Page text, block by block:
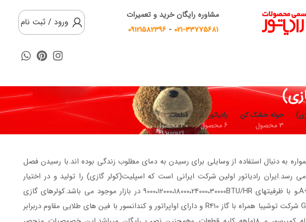
مشاوره رایگان خرید و تعمیرات
021-33775681
-
09121582396
ورود / ثبت نام
حوله خشک کن
3 محصول
رادیاتور
6 محصول
قطعات
30 محصول
به دنبال استفاده از وسایلی برای رسیدن به دمای مطلوب زندگی بوده اند.با رسیدن فصل
رسد.ایران رادیاتور اولین شرکت ایرانی است که اسپلیت(کولر گازی) را تولید و در اختیار
ایرانیان عزیز قرار داد.این محصول در رده های انرژی A+,AA,A,و با ظرفیتهای 9000،12000،18000،24000،30000BTU/HR در بازار موجود می باشد.کولرهای گازی
ایران رادیاتورساخت ایران بوده و مجهز به کمپرسورهای GMCC شرکت توشیبا همراه با گاز R410 و دارای اواپراتور و کندانسور با فین های طلایی مقاوم دربرابر